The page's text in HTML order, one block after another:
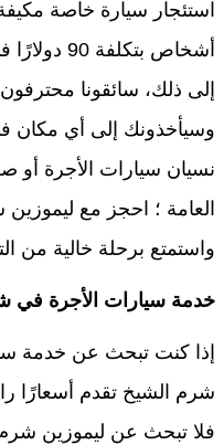
أشخاص
إلى ذلك، سائقونا
وسيأخذونك إلى أي مكان
نسيان سيارات الأجرة أو
العامة ؛ احجز مع
واستمتع برحلة خالية من
خدمة سيارات الأجرة في
إذا كنت تبحث عن خدمة
شرم الشيخ تقدم أسعارًا
فلا تبحث عن ليموزين